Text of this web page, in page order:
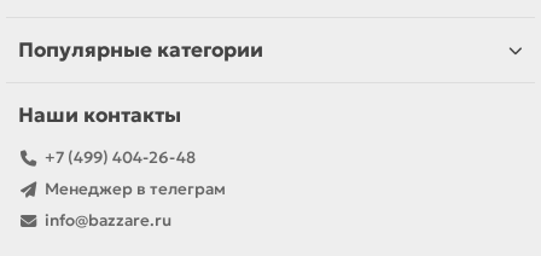
Популярные категории
Наши контакты
+7 (499) 404-26-48
Менеджер в телеграм
info@bazzare.ru